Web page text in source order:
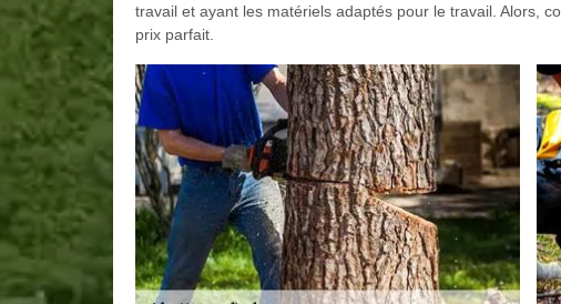
travail et ayant les matériels adaptés pour le travail. Alors,
prix parfait.